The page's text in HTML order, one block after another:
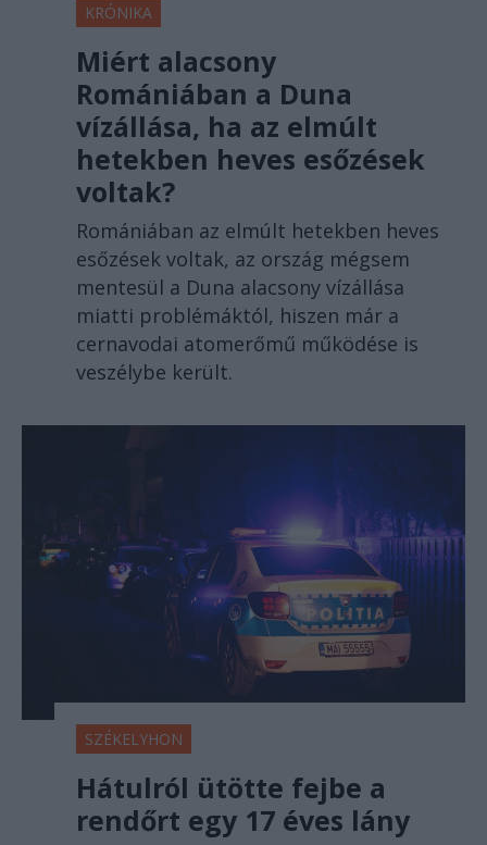
KRÓNIKA
Miért alacsony
Romániában a Duna
vízállása, ha az elmúlt
hetekben heves esőzések
voltak?
Romániában az elmúlt hetekben heves
esőzések voltak, az ország mégsem
mentesül a Duna alacsony vízállása
miatti problémáktól, hiszen már a
cernavodai atomerőmű működése is
veszélybe került.
SZÉKELYHON
Hátulról ütötte fejbe a
rendőrt egy 17 éves lány